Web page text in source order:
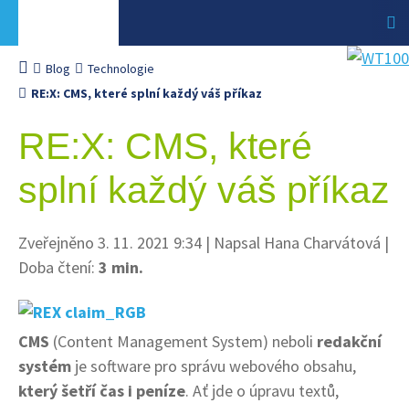
Blog
Technologie
RE:X: CMS, které splní každý váš příkaz
RE:X: CMS, které
splní každý váš příkaz
Zveřejněno 3. 11. 2021 9:34 | Napsal Hana Charvátová |
Doba čtení: 3 min.
CMS (Content Management System) neboli redakční
systém je software pro správu webového obsahu,
který šetří čas i peníze. Ať jde o úpravu textů,